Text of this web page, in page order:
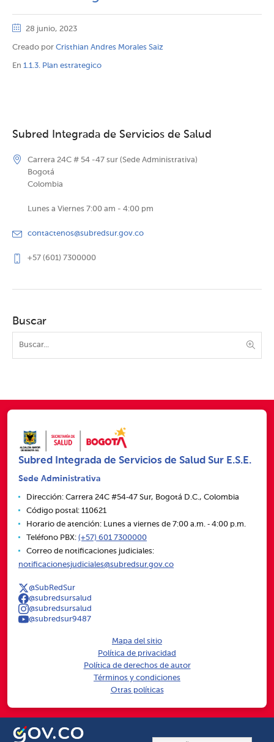
28 junio, 2023
Creado por Cristhian Andres Morales Saiz
En 1.1.3. Plan estrategico
Subred Integrada de Servicios de Salud
Carrera 24C # 54 -47 sur (Sede Administrativa)
Bogotá
Colombia
Lunes a Viernes 7:00 am - 4:00 pm
contactenos@subredsur.gov.co
+57 (601) 7300000
Buscar
Subred Integrada de Servicios de Salud Sur E.S.E.
Sede Administrativa
Dirección: Carrera 24C #54‑47 Sur, Bogotá D.C., Colombia
Código postal: 110621
Horario de atención: Lunes a viernes de 7:00 a.m. ‑ 4:00 p.m.
Teléfono PBX: (+57) 601 7300000
Correo de notificaciones judiciales:
notificacionesjudiciales@subredsur.gov.co
@SubRedSur
@subredsursalud
@subredsursalud
@subredsur9487
Mapa del sitio
Política de privacidad
Política de derechos de autor
Términos y condiciones
Otras políticas